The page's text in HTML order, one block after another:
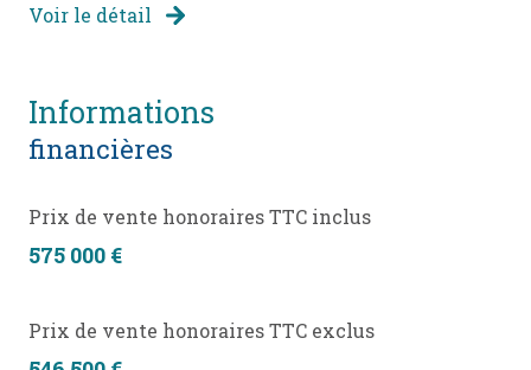
Voir le détail
informations
financières
Prix de vente honoraires TTC inclus
575 000 €
Prix de vente honoraires TTC exclus